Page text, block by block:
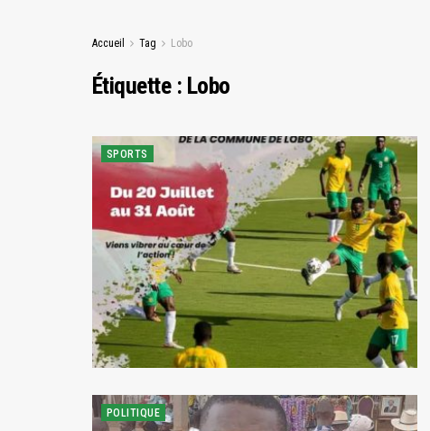
Accueil Tag Lobo
Étiquette : Lobo
SPORTS
POLITIQUE